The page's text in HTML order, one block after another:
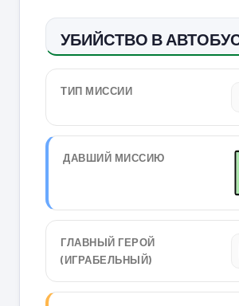
УБИЙСТВО В
ТИП МИССИИ
ДАВШИЙ МИССИЮ
ГЛАВНЫЙ ГЕРОЙ
(ИГРАБЕЛЬНЫЙ)